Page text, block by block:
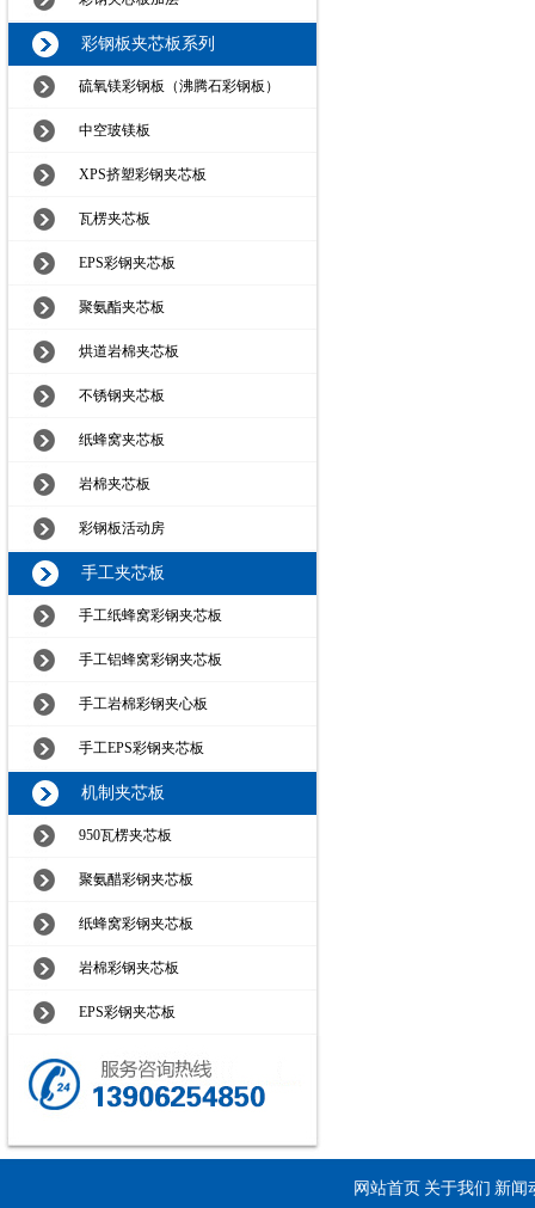
彩钢板夹芯板系列
硫氧镁彩钢板（沸腾石彩钢板）
中空玻镁板
XPS挤塑彩钢夹芯板
瓦楞夹芯板
EPS彩钢夹芯板
聚氨酯夹芯板
烘道岩棉夹芯板
不锈钢夹芯板
纸蜂窝夹芯板
岩棉夹芯板
彩钢板活动房
手工夹芯板
手工纸蜂窝彩钢夹芯板
手工铝蜂窝彩钢夹芯板
手工岩棉彩钢夹心板
手工EPS彩钢夹芯板
机制夹芯板
950瓦楞夹芯板
聚氨醋彩钢夹芯板
纸蜂窝彩钢夹芯板
岩棉彩钢夹芯板
EPS彩钢夹芯板
网站首页 关于我们 新闻